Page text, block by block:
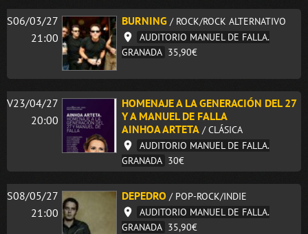
S06/03/27
21:00
BURNING / ROCK/ROCK ALTERNATIVO
AUDITORIO MANUEL DE FALLA.
GRANADA 35,90€
V23/04/27
20:00
HOMENAJE A LA GENERACIÓN DEL 27
Y A MANUEL DE FALLA
AINHOA ARTETA / CLÁSICA
AUDITORIO MANUEL DE FALLA.
GRANADA 30€
S08/05/27
21:00
DEPEDRO / POP-ROCK/INDIE
AUDITORIO MANUEL DE FALLA.
GRANADA 35,90€